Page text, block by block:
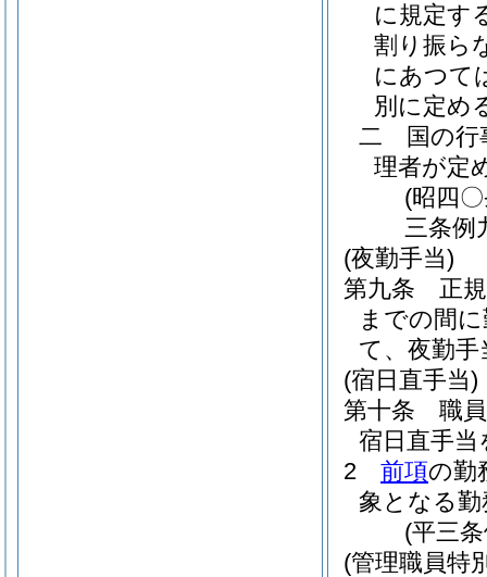
に規定す
割り振ら
にあつて
別に定め
二
国の
理者が定
(昭四
三条例
(夜勤手当)
第九条
正
までの間
て、夜勤
(宿日直手当)
第十条
職
宿日直手
2
前項の勤
象となる
(平三
(管理職員特